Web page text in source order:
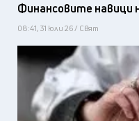
Финансовите навици
08:41, 31 юли 26 / Свят